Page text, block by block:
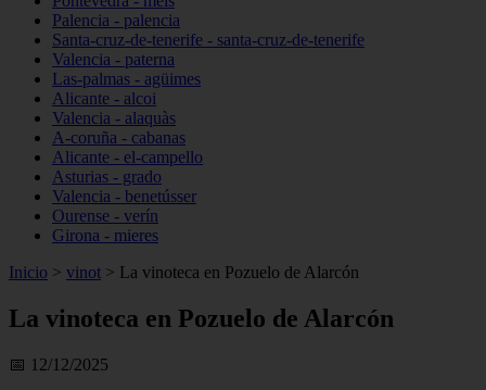
Palencia - palencia
Santa-cruz-de-tenerife - santa-cruz-de-tenerife
Valencia - paterna
Las-palmas - agüimes
Alicante - alcoi
Valencia - alaquàs
A-coruña - cabanas
Alicante - el-campello
Asturias - grado
Valencia - benetússer
Ourense - verín
Girona - mieres
Inicio > vinot > La vinoteca en Pozuelo de Alarcón
La vinoteca en Pozuelo de Alarcón
📅 12/12/2025